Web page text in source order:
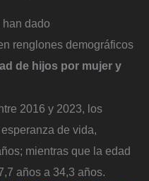
dado
renglones demográficos
de hijos por mujer y
2016 y 2023, los
de vida,
mientras que la edad
años a 34,3 años.